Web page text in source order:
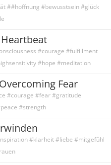
##hoffnung #bewusstsein #glück
#courage #fulfillment
#hope #meditation
Fear
#courage #fear #gratitude
#strength
#klarheit #liebe #mitgefühl